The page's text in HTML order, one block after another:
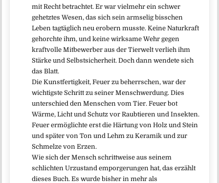
mit Recht betrachtet. Er war vielmehr ein schwer
gehetztes Wesen, das sich sein armselig bisschen
Leben tagtäglich neu erobern musste. Keine Naturkraft
gehorchte ihm, und keine wirksame Wehr gegen
kraftvolle Mitbewerber aus der Tierwelt verlieh ihm
Stärke und Selbstsicherheit. Doch dann wendete sich
das Blatt.
Die Kunstfertigkeit, Feuer zu beherrschen, war der
wichtigste Schritt zu seiner Menschwerdung. Dies
unterschied den Menschen vom Tier. Feuer bot
Wärme, Licht und Schutz vor Raubtieren und Insekten.
Feuer ermöglichte erst die Härtung von Holz und Stein
und später von Ton und Lehm zu Keramik und zur
Schmelze von Erzen.
Wie sich der Mensch schrittweise aus seinem
schlichten Urzustand emporgerungen hat, das erzählt
dieses Buch. Es wurde bisher in mehr als